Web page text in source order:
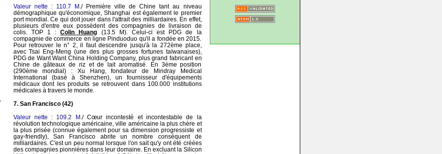
Valeur nette : 110.7 M. / Première ville de Chine tant au niveau
démographique qu'économique, Shanghai est également le premier
port mondial. Ce qui doit jouer dans l'attrait des milliardaires. En effet,
plusieurs d'entre eux possèdent des compagnies de livraison de
colis. TOP 1 :Colin Huang (13.5 M). Celui-ci est PDG de la
compagnie de commerce en ligne Pinduoduo qu'il a fondée en 2015.
Pour retrouver le n° 2, il faut descendre jusqu'à la 272ème place,
avec Tsai Eng-Meng (une des plus grosses fortunes taïwanaises),
PDG de Want Want China Holding Company, plus grand fabricant en
Chine de gâteaux de riz et de lait aromatisé. En 3ème position
(290ème mondial) : Xu Hang, fondateur de Mindray Medical
International (basé à Shenzhen), un fournisseur d'équipements
médicaux dont les produits se retrouvent dans 100.000 institutions
médicales à travers le monde.
7. San Francisco (42)
Valeur nette : 109.2 M. / Cœur incontesté et incontestable de la
révolution technologique américaine, ville américaine la plus chère et
la plus prisée (connue également pour sa dimension progressiste et
gay-friendly), San Francisco abrite un nombre conséquent de
milliardaires. C'est un peu normal lorsque l'on sait qu'y ont été créées
des compagnies pionnières dans leur domaine. En excluant la Silicon